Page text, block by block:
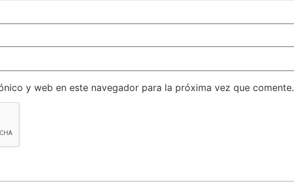
y web en este navegador para la próxima vez que comente.